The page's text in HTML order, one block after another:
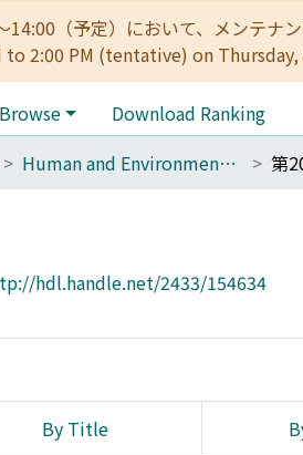
14:00（予定）において、メンテ
2:00 PM (tentative) on
Browse Download Ranking
Human and Environmental Studies 第
hdl.handle.net/2433/154634
By Title